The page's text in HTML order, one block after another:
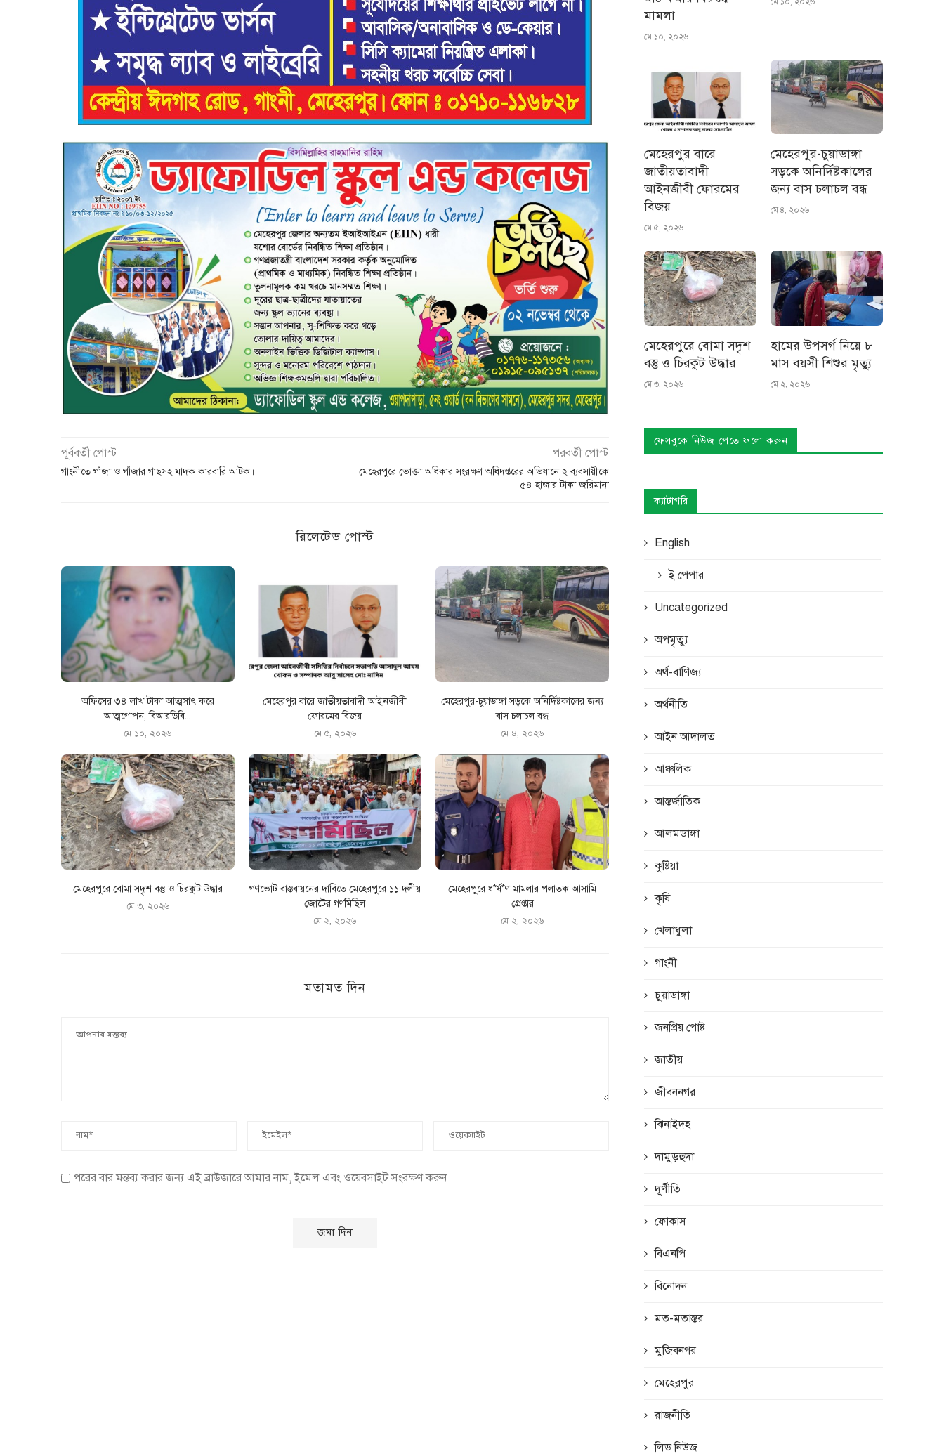
পূর্ববর্তী পোস্ট
গাংনীতে গাঁজা ও গাঁজার গাছসহ মাদক কারবারি আটক।
পরবর্তী পোস্ট
মেহেরপুরে ভোক্তা অধিকার সংরক্ষণ অধিদপ্তরের অভিযানে ২ ব্যবসায়ীকে
৫৪ হাজার টাকা জরিমানা
রিলেটেড পোস্ট
অফিসের ৩৪ লাখ টাকা আত্মসাৎ করে
আত্মগোপন, বিআরডিবি...
মে ১০, ২০২৬
মেহেরপুর বারে জাতীয়তাবাদী আইনজীবী
ফোরমের বিজয়
মে ৫, ২০২৬
মেহেরপুর-চুয়াডাঙ্গা সড়কে অনির্দিষ্টকালের জন্য
বাস চলাচল বন্ধ
মে ৪, ২০২৬
মেহেরপুরে বোমা সদৃশ বস্তু ও চিরকুট উদ্ধার
মে ৩, ২০২৬
গণভোট বাস্তবায়নের দাবিতে মেহেরপুরে ১১ দলীয়
জোটের গণমিছিল
মে ২, ২০২৬
মেহেরপুরে ধ*র্ষ*ণ মামলার পলাতক আসামি
গ্রেপ্তার
মে ২, ২০২৬
মতামত দিন
পরের বার মন্তব্য করার জন্য এই ব্রাউজারে আমার নাম, ইমেল এবং ওয়েবসাইট সংরক্ষণ করুন।
মামলা
মে ১০, ২০২৬
মেহেরপুর বারে
জাতীয়তাবাদী
আইনজীবী ফোরমের
বিজয়
মে ৫, ২০২৬
মেহেরপুর-চুয়াডাঙ্গা
সড়কে অনির্দিষ্টকালের
জন্য বাস চলাচল বন্ধ
মে ৪, ২০২৬
মেহেরপুরে বোমা সদৃশ
বস্তু ও চিরকুট উদ্ধার
মে ৩, ২০২৬
হামের উপসর্গ নিয়ে ৮
মাস বয়সী শিশুর মৃত্যু
মে ২, ২০২৬
ফেসবুকে নিউজ পেতে ফলো করুন
ক্যাটাগরি
English
ই পেপার
Uncategorized
অপমৃত্যু
অর্থ-বাণিজ্য
অর্থনীতি
আইন আদালত
আঞ্চলিক
আন্তর্জাতিক
আলমডাঙ্গা
কুষ্টিয়া
কৃষি
খেলাধুলা
গাংনী
চুয়াডাঙ্গা
জনপ্রিয় পোষ্ট
জাতীয়
জীবননগর
ঝিনাইদহ
দামুড়হুদা
দূর্ণীতি
ফোকাস
বিএনপি
বিনোদন
মত-মতান্তর
মুজিবনগর
মেহেরপুর
রাজনীতি
লিড নিউজ